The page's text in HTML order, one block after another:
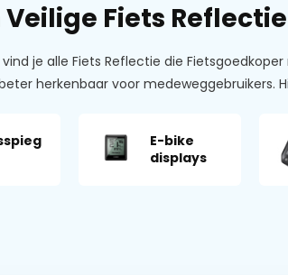
Veilige Fiets
je alle Fiets Reflectie die
herkenbaar voor medeweggebruikers.
E-bike
displays